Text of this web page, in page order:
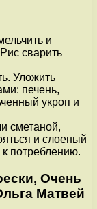
и
сварить
Уложить
печень,
укроп и
сметаной,
и слоеный
потреблению.
Очень
Матвей